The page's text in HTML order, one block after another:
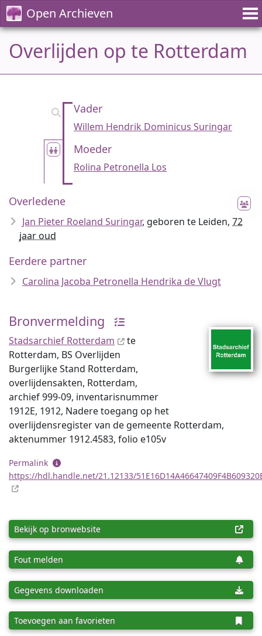
Open Archieven
Overlijden op te Rotterdam
Vader
Willem Hendrik Dominicus Suringar
Moeder
Rolina Petronella Los
Overledene
Jan Pieter Roeland Suringar, geboren te Leiden, 72
jaar oud
Eerdere partner
Carolina Jacoba Petronella Hendrika de Vlugt
Bronvermelding
Stadsarchief Rotterdam
te
Rotterdam, BS Overlijden
Burgerlijke Stand Rotterdam,
overlijdensakten, Rotterdam,
archief 999-09, inventaris­num­mer
1912E, 1912, Nadere toegang op het
overlijdensregister van de gemeente Rotterdam,
aktenummer 1912.4583, folio e105v
Permalink
https://hdl.handle.net/21.12133/
Bekijk op bronwebsite
Fout melden
Gegevens downloaden
Toevoegen aan favorieten